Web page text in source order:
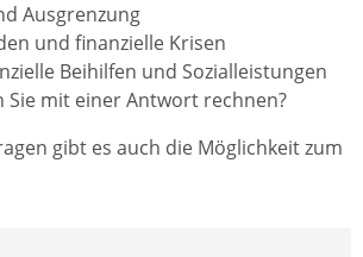
Ausgrenzung
und finanzielle Krisen
Beihilfen und Sozialleistungen
Sie mit einer Antwort rechnen?
gibt es auch die Möglichkeit zum